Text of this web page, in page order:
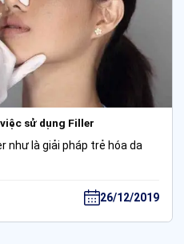
sử dụng Filler
như là giải pháp trẻ hóa da
26/12/2019